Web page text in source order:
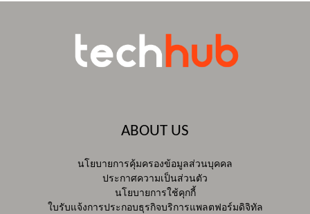
ABOUT US
นโยบายการคุ้มครองข้อมูลส่วนบุคคล
ประกาศความเป็นส่วนตัว
นโยบายการใช้คุกกี้
ใบรับแจ้งการประกอบธุรกิจบริการแพลตฟอร์มดิจิทัล